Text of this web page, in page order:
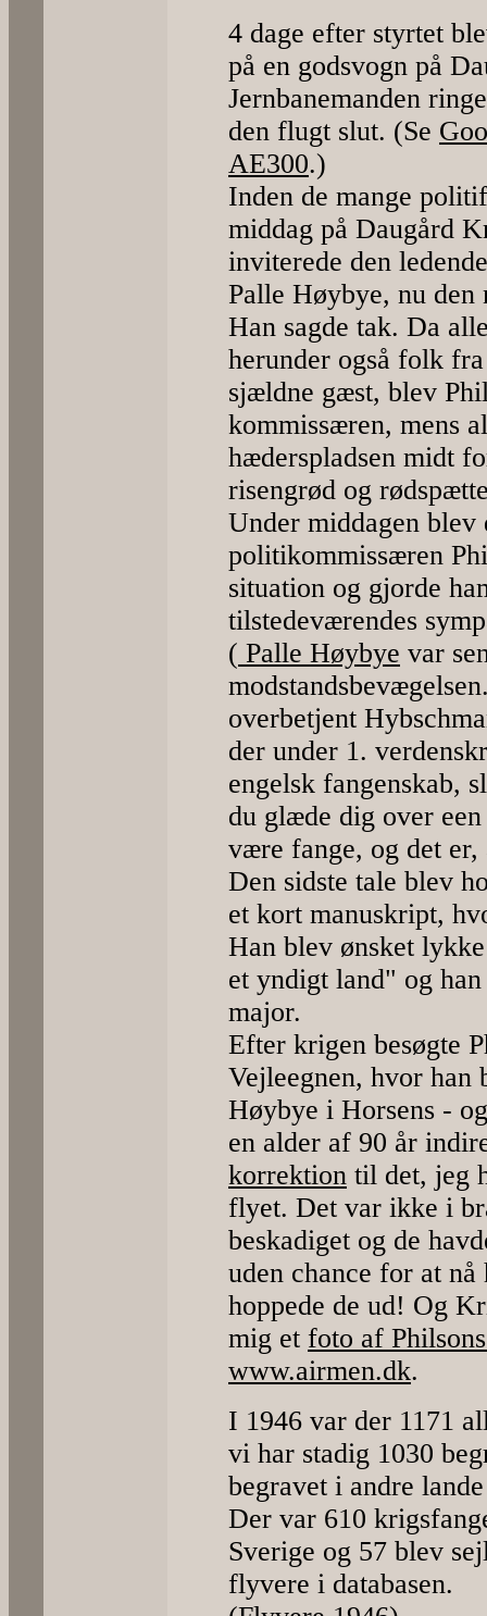
4 dage efter styrtet
på en godsvogn på
Jernbanemanden
den flugt slut. (Se
AE300.)
Inden de mange
middag på Daugård
inviterede den
Palle Høybye, nu
Han sagde tak. Da
herunder også folk
sjældne gæst, blev
kommissæren, mens
hæderspladsen midt
risengrød og
Under middagen blev
politikommissæren
situation og gjorde
tilstedeværendes
( Palle Høybye var
overbetjent
der under 1.
engelsk fangenskab,
du glæde dig over
være fange, og det
Den sidste tale blev
et kort manuskript,
Han blev ønsket
et yndigt land" og
major.
Efter krigen besøgte
Vejleegnen, hvor han
Høybye i Horsens -
en alder af 90 år
korrektion til det, jeg
flyet. Det var ikke i
beskadiget og de
uden chance for at
hoppede de ud! Og
mig et foto af
www.airmen.dk.
I 1946 var der 1171
vi har stadig 1030
begravet i andre
Der var 610
Sverige og 57 blev
flyvere i databasen.